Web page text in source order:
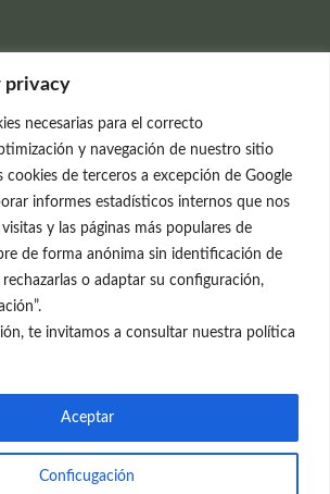
privacy
necesarias para el correcto
y navegación de nuestro sitio
de terceros a excepción de Google
informes estadísticos internos que nos
y las páginas más populares de
de forma anónima sin identificación de
rechazarlas o adaptar su configuración,
te invitamos a consultar nuestra política
Conficugación
Aceptar
19 - 1º
Legal